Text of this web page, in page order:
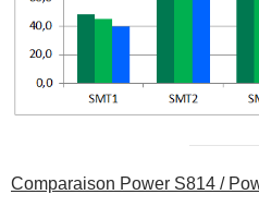
Comparaison Power S814 /